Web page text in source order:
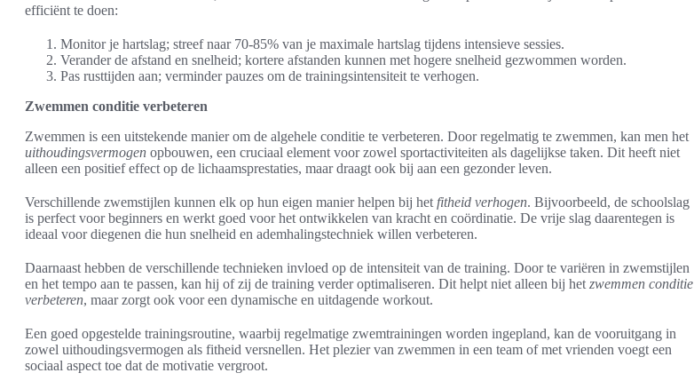
efficiënt te doen:
Monitor je hartslag; streef naar 70-85% van je maximale hartslag tijdens intensieve sessies.
Verander de afstand en snelheid; kortere afstanden kunnen met hogere snelheid gezwommen worden.
Pas rusttijden aan; verminder pauzes om de trainingsintensiteit te verhogen.
Zwemmen conditie verbeteren
Zwemmen is een uitstekende manier om de algehele conditie te verbeteren. Door regelmatig te zwemmen, kan men het
uithoudingsvermogen opbouwen, een cruciaal element voor zowel sportactiviteiten als dagelijkse taken. Dit heeft niet
alleen een positief effect op de lichaamsprestaties, maar draagt ook bij aan een gezonder leven.
Verschillende zwemstijlen kunnen elk op hun eigen manier helpen bij het fitheid verhogen. Bijvoorbeeld, de schoolslag
is perfect voor beginners en werkt goed voor het ontwikkelen van kracht en coördinatie. De vrije slag daarentegen is
ideaal voor diegenen die hun snelheid en ademhalingstechniek willen verbeteren.
Daarnaast hebben de verschillende technieken invloed op de intensiteit van de training. Door te variëren in zwemstijlen
en het tempo aan te passen, kan hij of zij de training verder optimaliseren. Dit helpt niet alleen bij het zwemmen conditie
verbeteren, maar zorgt ook voor een dynamische en uitdagende workout.
Een goed opgestelde trainingsroutine, waarbij regelmatige zwemtrainingen worden ingepland, kan de vooruitgang in
zowel uithoudingsvermogen als fitheid versnellen. Het plezier van zwemmen in een team of met vrienden voegt een
sociaal aspect toe dat de motivatie vergroot.